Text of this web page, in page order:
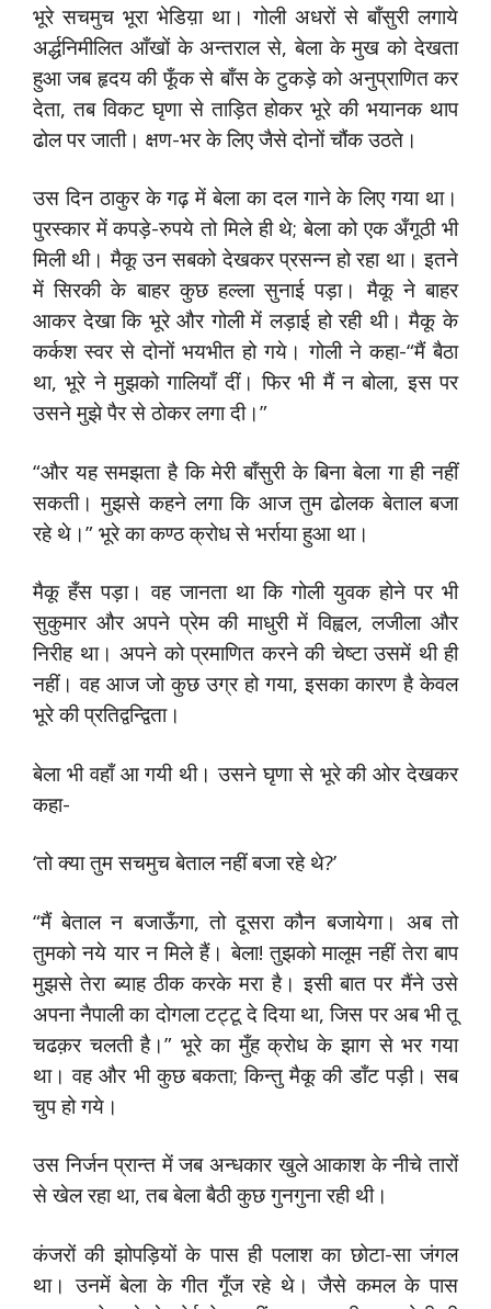
भूरे सचमुच भूरा भेडिय़ा था। गोली अधरों से बाँसुरी लगाये
अर्द्धनिमीलित आँखों के अन्तराल से, बेला के मुख को देखता
हुआ जब हृदय की फूँक से बाँस के टुकड़े को अनुप्राणित कर
देता, तब विकट घृणा से ताड़ित होकर भूरे की भयानक थाप
ढोल पर जाती। क्षण-भर के लिए जैसे दोनों चौंक उठते।
उस दिन ठाकुर के गढ़ में बेला का दल गाने के लिए गया था।
पुरस्कार में कपड़े-रुपये तो मिले ही थे; बेला को एक अँगूठी भी
मिली थी। मैकू उन सबको देखकर प्रसन्न हो रहा था। इतने
में सिरकी के बाहर कुछ हल्ला सुनाई पड़ा। मैकू ने बाहर
आकर देखा कि भूरे और गोली में लड़ाई हो रही थी। मैकू के
कर्कश स्वर से दोनों भयभीत हो गये। गोली ने कहा-“मैं बैठा
था, भूरे ने मुझको गालियाँ दीं। फिर भी मैं न बोला, इस पर
उसने मुझे पैर से ठोकर लगा दी।”
“और यह समझता है कि मेरी बाँसुरी के बिना बेला गा ही नहीं
सकती। मुझसे कहने लगा कि आज तुम ढोलक बेताल बजा
रहे थे।” भूरे का कण्ठ क्रोध से भर्राया हुआ था।
मैकू हँस पड़ा। वह जानता था कि गोली युवक होने पर भी
सुकुमार और अपने प्रेम की माधुरी में विह्वल, लजीला और
निरीह था। अपने को प्रमाणित करने की चेष्टा उसमें थी ही
नहीं। वह आज जो कुछ उग्र हो गया, इसका कारण है केवल
भूरे की प्रतिद्वन्द्विता।
बेला भी वहाँ आ गयी थी। उसने घृणा से भूरे की ओर देखकर
कहा-
‘तो क्या तुम सचमुच बेताल नहीं बजा रहे थे?’
“मैं बेताल न बजाऊँगा, तो दूसरा कौन बजायेगा। अब तो
तुमको नये यार न मिले हैं। बेला! तुझको मालूम नहीं तेरा बाप
मुझसे तेरा ब्याह ठीक करके मरा है। इसी बात पर मैंने उसे
अपना नैपाली का दोगला टट्टू दे दिया था, जिस पर अब भी तू
चढक़र चलती है।” भूरे का मुँह क्रोध के झाग से भर गया
था। वह और भी कुछ बकता; किन्तु मैकू की डाँट पड़ी। सब
चुप हो गये।
उस निर्जन प्रान्त में जब अन्धकार खुले आकाश के नीचे तारों
से खेल रहा था, तब बेला बैठी कुछ गुनगुना रही थी।
कंजरों की झोपड़ियों के पास ही पलाश का छोटा-सा जंगल
था। उनमें बेला के गीत गूँज रहे थे। जैसे कमल के पास